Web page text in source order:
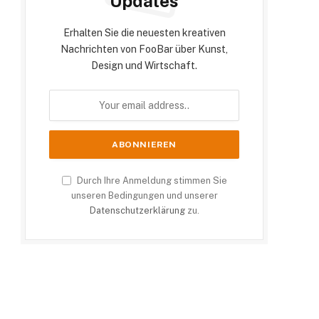
Erhalten Sie die neuesten kreativen
Nachrichten von FooBar über Kunst,
Design und Wirtschaft.
Durch Ihre Anmeldung stimmen Sie
unseren Bedingungen und unserer
Datenschutzerklärungzu.